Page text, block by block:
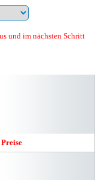
und im nächsten Schritt
Preise